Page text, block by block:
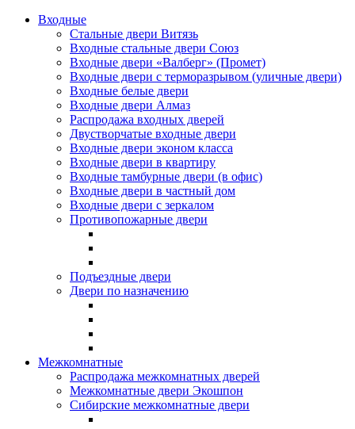
Входные
Стальные двери Витязь
Входные стальные двери Союз
Входные двери «Валберг» (Промет)
Входные двери с терморазрывом (уличные двери)
Входные белые двери
Входные двери Алмаз
Распродажа входных дверей
Двустворчатые входные двери
Входные двери эконом класса
Входные двери в квартиру
Входные тамбурные двери (в офис)
Входные двери в частный дом
Входные двери с зеркалом
Противопожарные двери
Подъездные двери
Двери по назначению
Межкомнатные
Распродажа межкомнатных дверей
Межкомнатные двери Экошпон
Сибирские межкомнатные двери